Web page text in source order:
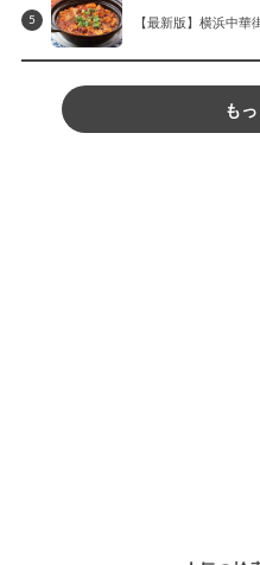
5 【最新版】横浜中
も